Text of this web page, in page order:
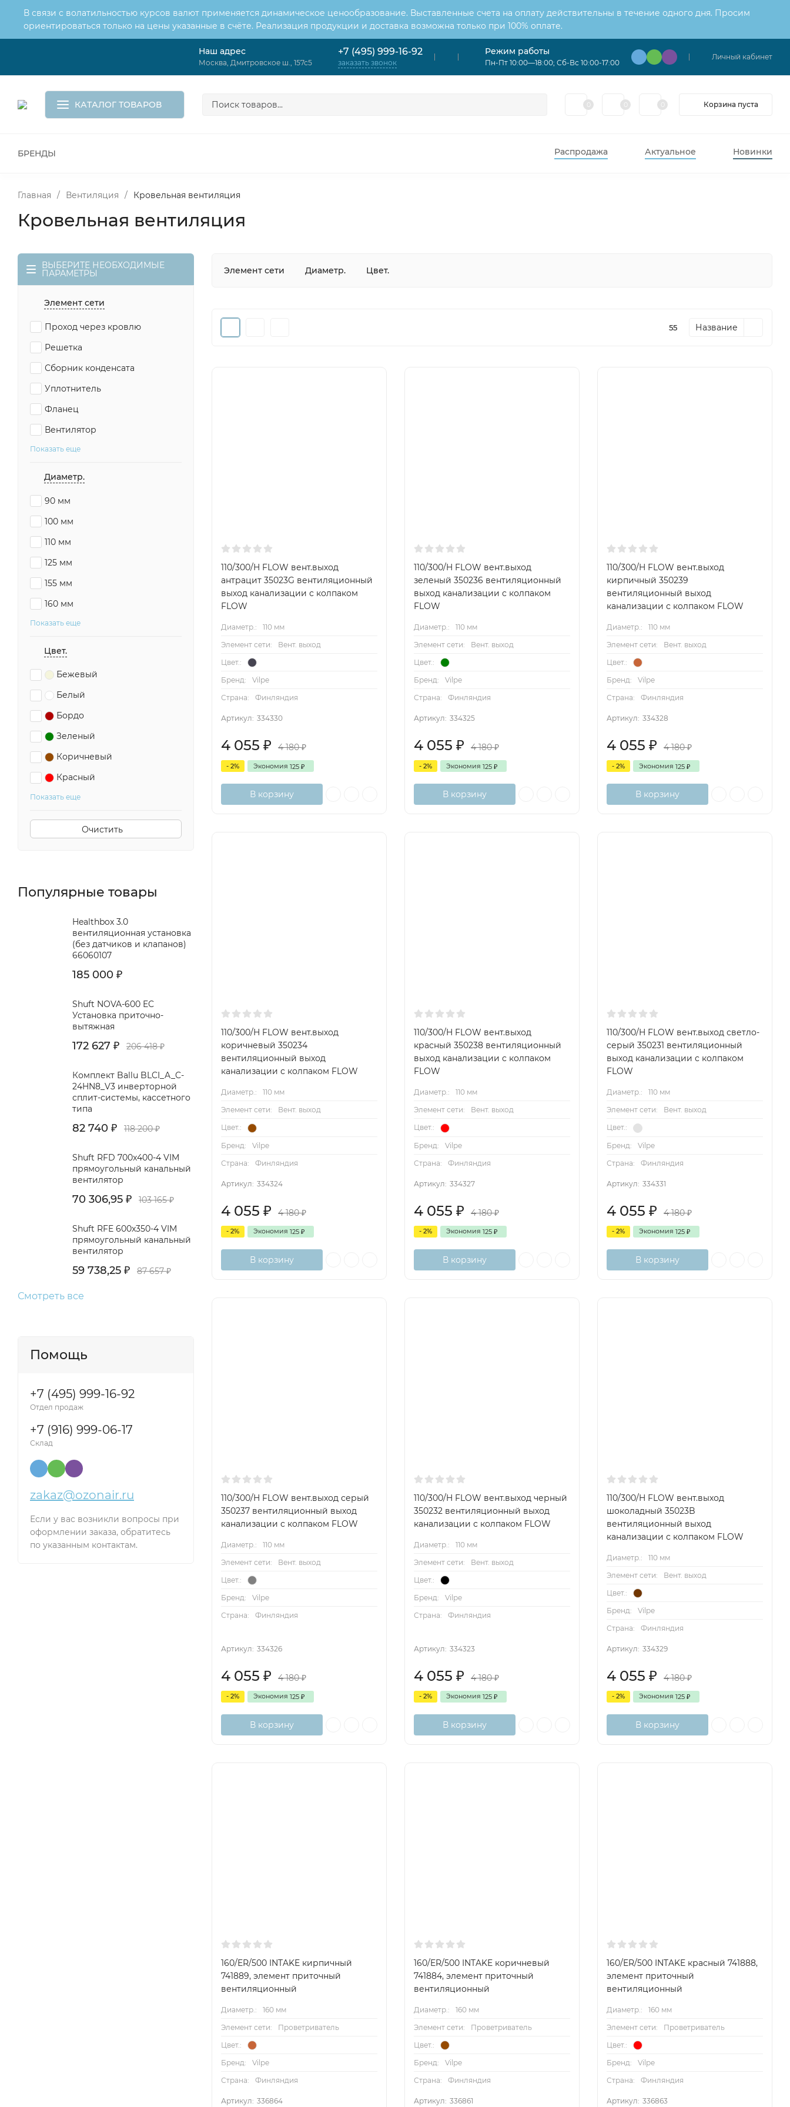
В связи с волатильностью курсов валют применяется динамическое ценообразование. Выставленные счета на оплату действительны в течение одного дня. Просим
ориентироваться только на цены указанные в счёте. Реализация продукции и доставка возможна только при 100% оплате.
Корзина
Наш адрес
Москва, Дмитровское ш., 157с5
+7 (495) 999-16-92
заказать звонок
Режим работы
Пн-Пт 10:00—18:00; Сб-Вс 10:00-17:00
Личный кабинет
КАТАЛОГ ТОВАРОВ Корзина пуста
БРЕНДЫ Распродажа Актуальное Новинки
Главная / Вентиляция / Кровельная вентиляция
Кровельная вентиляция
ВЫБЕРИТЕ НЕОБХОДИМЫЕ
ПАРАМЕТРЫ
Элемент сети
Проход через кровлю
Решетка
Сборник конденсата
Уплотнитель
Фланец
Вентилятор
Показать еще
Диаметр.
90 мм
100 мм
110 мм
125 мм
155 мм
160 мм
Показать еще
Цвет.
Бежевый
Белый
Бордо
Зеленый
Коричневый
Красный
Показать еще
Очистить
Популярные товары
Healthbox 3.0
вентиляционная установка
(без датчиков и клапанов)
66060107
185 000 ₽
Shuft NOVA-600 EC
Установка приточно-
вытяжная
172 627 ₽ 206 418₽
Комплект Ballu BLCI_A_C-
24HN8_V3 инверторной
сплит-системы, кассетного
типа
82 740 ₽ 118 200₽
Shuft RFD 700x400-4 VIM
прямоугольный канальный
вентилятор
70 306,95 ₽ 103 165₽
Shuft RFE 600x350-4 VIM
прямоугольный канальный
вентилятор
59 738,25 ₽ 87 657₽
Смотреть все
Помощь
+7 (495) 999-16-92
Отдел продаж
+7 (916) 999-06-17
Склад
zakaz@ozonair.ru
Если у вас возникли вопросы при
оформлении заказа, обратитесь
по указанным контактам.
Элемент сети Диаметр. Цвет.
55 Название
110/300/H FLOW вент.выход
антрацит 35023G вентиляционный
выход канализации с колпаком
FLOW
Диаметр.:
110 мм
Элемент сети:
Вент. выход
Цвет.:
Бренд:
Vilpe
Страна:
Финляндия
Артикул: 334330
4 055 ₽ 4 180₽
- 2% Экономия 125 ₽
В корзину
110/300/H FLOW вент.выход
зеленый 350236 вентиляционный
выход канализации с колпаком
FLOW
Диаметр.:
110 мм
Элемент сети:
Вент. выход
Цвет.:
Бренд:
Vilpe
Страна:
Финляндия
Артикул: 334325
4 055 ₽ 4 180₽
- 2% Экономия 125 ₽
В корзину
110/300/H FLOW вент.выход
кирпичный 350239
вентиляционный выход
канализации с колпаком FLOW
Диаметр.:
110 мм
Элемент сети:
Вент. выход
Цвет.:
Бренд:
Vilpe
Страна:
Финляндия
Артикул: 334328
4 055 ₽ 4 180₽
- 2% Экономия 125 ₽
В корзину
110/300/H FLOW вент.выход
коричневый 350234
вентиляционный выход
канализации с колпаком FLOW
Диаметр.:
110 мм
Элемент сети:
Вент. выход
Цвет.:
Бренд:
Vilpe
Страна:
Финляндия
Артикул: 334324
4 055 ₽ 4 180₽
- 2% Экономия 125 ₽
В корзину
110/300/H FLOW вент.выход
красный 350238 вентиляционный
выход канализации с колпаком
FLOW
Диаметр.:
110 мм
Элемент сети:
Вент. выход
Цвет.:
Бренд:
Vilpe
Страна:
Финляндия
Артикул: 334327
4 055 ₽ 4 180₽
- 2% Экономия 125 ₽
В корзину
110/300/H FLOW вент.выход светло-
серый 350231 вентиляционный
выход канализации с колпаком
FLOW
Диаметр.:
110 мм
Элемент сети:
Вент. выход
Цвет.:
Бренд:
Vilpe
Страна:
Финляндия
Артикул: 334331
4 055 ₽ 4 180₽
- 2% Экономия 125 ₽
В корзину
110/300/H FLOW вент.выход серый
350237 вентиляционный выход
канализации с колпаком FLOW
Диаметр.:
110 мм
Элемент сети:
Вент. выход
Цвет.:
Бренд:
Vilpe
Страна:
Финляндия
Артикул: 334326
4 055 ₽ 4 180₽
- 2% Экономия 125 ₽
В корзину
110/300/H FLOW вент.выход черный
350232 вентиляционный выход
канализации с колпаком FLOW
Диаметр.:
110 мм
Элемент сети:
Вент. выход
Цвет.:
Бренд:
Vilpe
Страна:
Финляндия
Артикул: 334323
4 055 ₽ 4 180₽
- 2% Экономия 125 ₽
В корзину
110/300/H FLOW вент.выход
шоколадный 35023B
вентиляционный выход
канализации с колпаком FLOW
Диаметр.:
110 мм
Элемент сети:
Вент. выход
Цвет.:
Бренд:
Vilpe
Страна:
Финляндия
Артикул: 334329
4 055 ₽ 4 180₽
- 2% Экономия 125 ₽
В корзину
160/ER/500 INTAKE кирпичный
741889, элемент приточный
вентиляционный
Диаметр.:
160 мм
Элемент сети:
Проветриватель
Цвет.:
Бренд:
Vilpe
Страна:
Финляндия
Артикул: 336864
160/ER/500 INTAKE коричневый
741884, элемент приточный
вентиляционный
Диаметр.:
160 мм
Элемент сети:
Проветриватель
Цвет.:
Бренд:
Vilpe
Страна:
Финляндия
Артикул: 336861
160/ER/500 INTAKE красный 741888,
элемент приточный
вентиляционный
Диаметр.:
160 мм
Элемент сети:
Проветриватель
Цвет.:
Бренд:
Vilpe
Страна:
Финляндия
Артикул: 336863